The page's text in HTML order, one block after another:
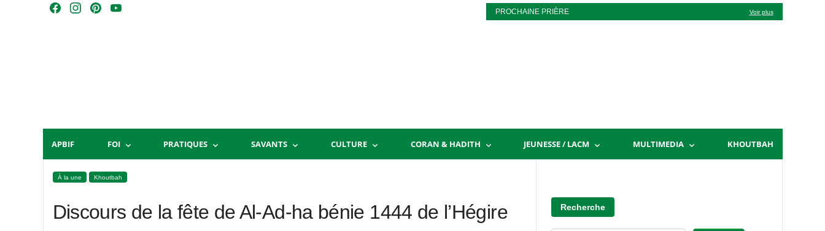
Skip
m
t
Y
PROCHAINE PRIÈRE Voir plus
APBIF FOI PRATIQUES SAVANTS CULTURE CORAN & HADITH JEUNESSE / LACM MULTIMEDIA KHOUTBAH
À la une Khoutbah
Discours de la fête de Al-Ad-ha bénie 1444 de l’Hégire Recherche